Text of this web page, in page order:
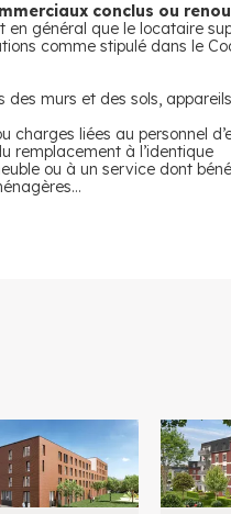
conclus ou
général que le locataire
comme stipulé dans le
murs et des sols,
charges liées au personnel
remplacement à l’identique
ou à un service dont